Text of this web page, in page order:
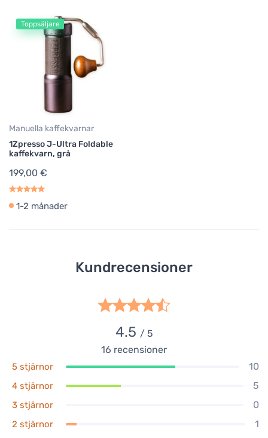
Toppsäljare
Manuella kaffekvarnar
1Zpresso J-Ultra Foldable
kaffekvarn, grå
199,00 €
1-2 månader
Kundrecensioner
4.5 / 5
16 recensioner
5 stjärnor 10
4 stjärnor 5
3 stjärnor 0
2 stjärnor 1